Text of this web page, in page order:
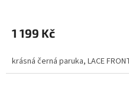
produktu
je
z
5
1 199 Kč
krásná černá paruka, LACE